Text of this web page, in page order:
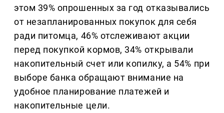
этом 39% опрошенных за год отказывались
от незапланированных покупок для себя
ради питомца, 46% отслеживают акции
перед покупкой кормов, 34% открывали
накопительный счет или копилку, а 54% при
выборе банка обращают внимание на
удобное планирование платежей и
накопительные цели.